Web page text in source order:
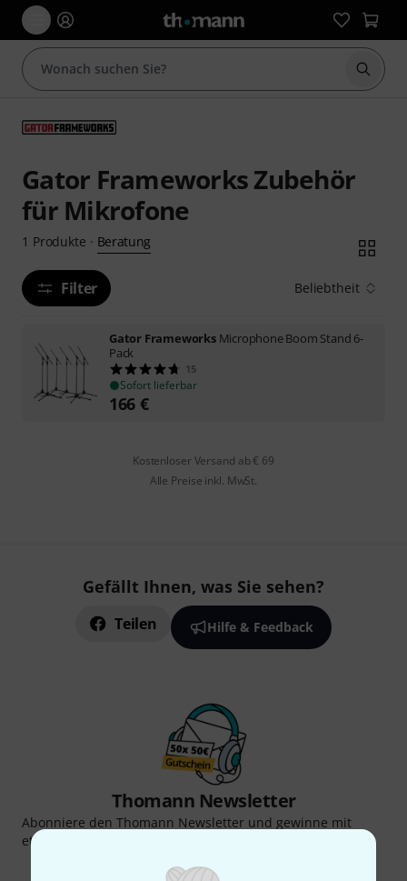
Suche
Gator Frameworks Zubehör
für Mikrofone
1 Produkte · Beratung
Filter Beliebtheit
Gator Frameworks Microphone Boom Stand 6-
Pack
15
Sofort lieferbar
166 €
Kostenloser Versand ab € 69
Alle Preise inkl. MwSt.
Gefällt Ihnen, was Sie sehen?
Teilen Hilfe & Feedback
Thomann Newsletter
Abonniere den Thomann Newsletter und gewinne mit
etwas Glück einen von
Inspirierende Beiträge
Deals